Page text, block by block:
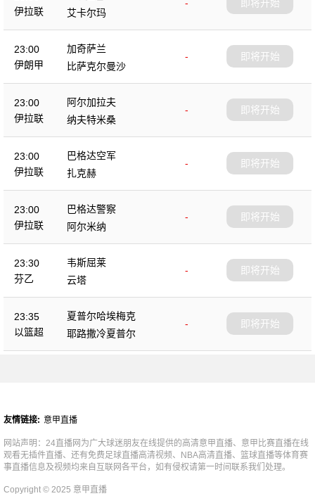
伊拉联
-
艾卡尔玛
即将开始
23:00
伊朗甲
加奇萨兰
-
比萨克尔曼沙
即将开始
23:00
伊拉联
阿尔加拉夫
-
纳夫特米桑
即将开始
23:00
伊拉联
巴格达空军
-
扎克赫
即将开始
23:00
伊拉联
巴格达警察
-
阿尔米纳
即将开始
23:30
芬乙
韦斯屈莱
-
云塔
即将开始
23:35
以篮超
夏普尔哈埃梅克
-
耶路撒冷夏普尔
即将开始
友情链接: 意甲直播
网站声明：24直播网为广大球迷朋友在线提供的高清意甲直播、意甲比赛直播在线
观看无插件直播、还有免费足球直播高清视频、NBA高清直播、篮球直播等体育赛
事直播信息及视频均来自互联网各平台，如有侵权请第一时间联系我们处理。
Copyright © 2025 意甲直播